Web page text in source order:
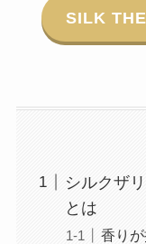
SILK
シルクザ
とは
香り